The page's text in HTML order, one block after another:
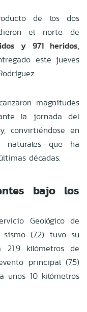
de los dos
el norte de
y 971 heridos,
este jueves
magnitudes
la jornada del
convirtiéndose en
naturales que ha
décadas.
bajo los
Geológico de
sismo (7,2) tuvo su
kilómetros de
principal (7,5)
unos 10 kilómetros